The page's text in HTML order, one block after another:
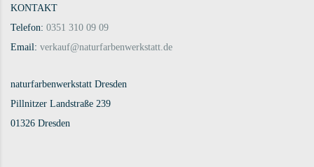
KONTAKT
Telefon: 0351 310 09 09
Email: verkauf@naturfarbenwerkstatt.de
naturfarbenwerkstatt Dresden
Pillnitzer Landstraße 239
01326 Dresden